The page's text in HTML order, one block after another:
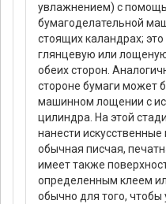
увлажнением) с
бумагоделательной
стоящих каландрах;
глянцевую или
обеих сторон.
стороне бумаги может
машинном лощении с
цилиндра. На этой
нанести
обычная писчая,
имеет также
определенным клеем
обычно для того, чтобы